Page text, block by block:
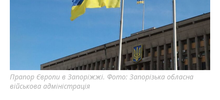
найважливішу інформацію про події
міста Запоріжжя та області.
Прапор Європи в Запоріжжі. Фото: Запорізька обласна
військова адміністрація